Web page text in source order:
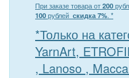
При заказе товара от200
100рублей скидка 7%. *
*Только на
YarnArt,
, Lanoso ,